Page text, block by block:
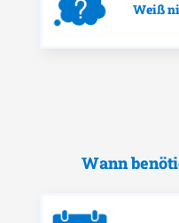
Weiß
Wann